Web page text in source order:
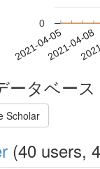
2021-04-052021-04-08
0
ータベー
Scholar
(40 users,